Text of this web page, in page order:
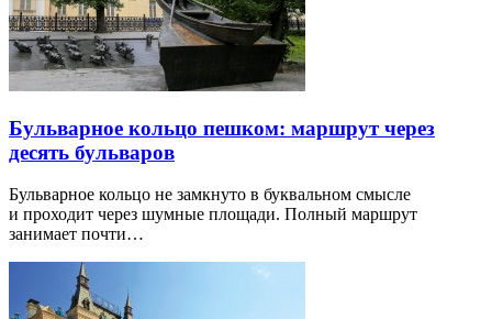
Бульварное кольцо пешком: маршрут через
десять бульваров
Бульварное кольцо не замкнуто в буквальном смысле
и проходит через шумные площади. Полный маршрут
занимает почти…